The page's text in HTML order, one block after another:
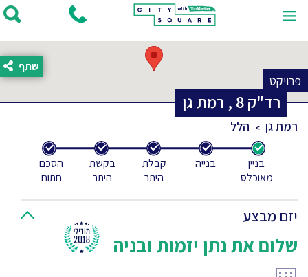
פרויקט
רד"ק8
, רמת גן
שתף
רמת גן הלל
בניין
מאוכלס
בנייה
קבלת
היתר
בקשת
היתר
הסכם
חתום
יזם מבצע
שלום את נתן יזמות ובניה